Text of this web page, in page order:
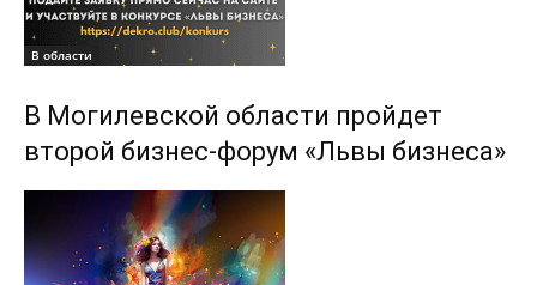
В области
В Могилевской области пройдет
второй бизнес-форум «Львы бизнеса»